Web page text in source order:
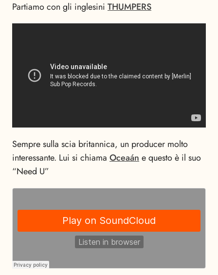
Partiamo con gli inglesini THUMPERS
Sempre sulla scia britannica, un producer molto
interessante. Lui si chiama Oceaán e questo è il suo
“Need U”